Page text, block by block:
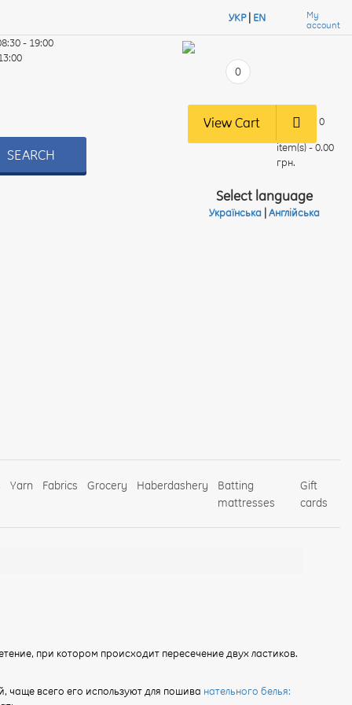
УКР| EN
My
account
- 19:00
0
SEARCH
View Cart 0
item(s) - 0.00
грн.
Select language
Українська| Англійська
Yarn Fabrics Grocery Haberdashery
Batting
mattresses
Gift
cards
при котором происходит пересечение двух ластиков.
чаще всего его используют для пошива нательного белья: